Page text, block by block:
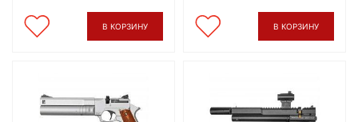
В КОРЗИНУ В КОРЗИНУ